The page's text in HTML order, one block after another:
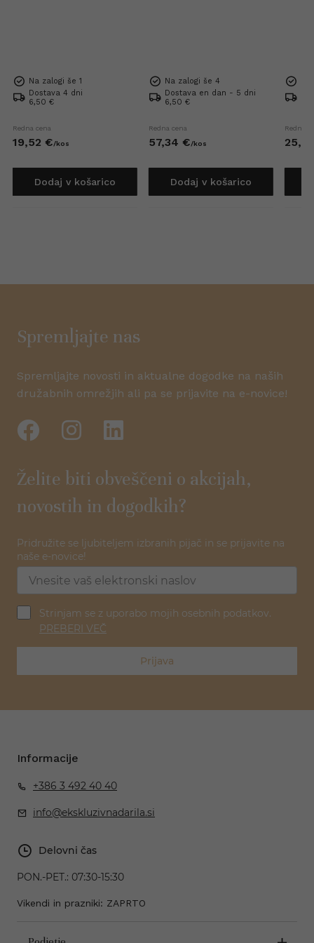
Na zalogi še 1
Dostava 4 dni
6,50 €
Redna cena
19,52 €/kos
Dodaj v košarico
Na zalogi še 4
Dostava en dan - 5 dni
6,50 €
Redna cena
57,34 €/kos
Dodaj v košarico
Redna
25,
Spremljajte nas
Spremljajte novosti in aktualne dogodke na naših
družabnih omrežjih ali pa se prijavite na e-novice!
Želite biti obveščeni o akcijah,
novostih in dogodkih?
Pridružite se ljubiteljem izbranih pijač in se prijavite na
naše e-novice!
Strinjam se z uporabo mojih osebnih podatkov.
PREBERI VEČ
Prijava
Informacije
+386 3 492 40 40
info@ekskluzivnadarila.si
Delovni čas
PON.-PET.: 07:30-15:30
Vikendi in prazniki: ZAPRTO